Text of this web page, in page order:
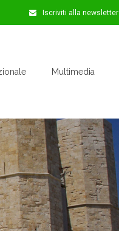
Iscriviti alla newsletter
Multimedia